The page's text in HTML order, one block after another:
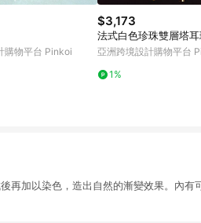
購物平台 Pinkoi
$3,173
法式白色珍珠雙層塔
亞洲跨境設計購物平台
1%
加以染色，造出自然的漸變效果。內有